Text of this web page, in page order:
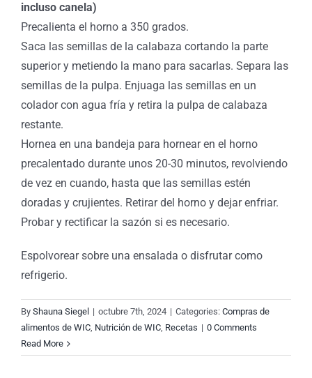
incluso canela)
Precalienta el horno a 350 grados.
Saca las semillas de la calabaza cortando la parte
superior y metiendo la mano para sacarlas. Separa las
semillas de la pulpa. Enjuaga las semillas en un
colador con agua fría y retira la pulpa de calabaza
restante.
Hornea en una bandeja para hornear en el horno
precalentado durante unos 20-30 minutos, revolviendo
de vez en cuando, hasta que las semillas estén
doradas y crujientes. Retirar del horno y dejar enfriar.
Probar y rectificar la sazón si es necesario.
Espolvorear sobre una ensalada o disfrutar como
refrigerio.
By Shauna Siegel | octubre 7th, 2024 | Categories: Compras de
alimentos de WIC, Nutrición de WIC, Recetas | 0 Comments
Read More